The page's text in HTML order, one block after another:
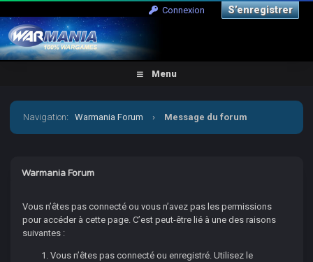
Connexion S’enregistrer
Menu
Navigation:Warmania Forum › Message du forum
Warmania Forum
Vous n’êtes pas connecté ou vous n’avez pas les permissions
pour accéder à cette page. C’est peut-être lié à une des raisons
suivantes :
Vous n’êtes pas connecté ou enregistré. Utilisez le